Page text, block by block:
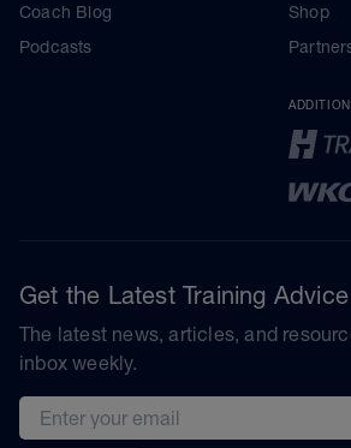
Coach Blog
Podcasts
Shop
Get the Latest Training Advice
The latest news, articles, and
inbox weekly.
Email address